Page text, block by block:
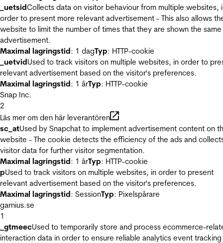
_uetsidCollects data on visitor behaviour from multiple websites,
order to present more relevant advertisement - This also allows
website to limit the number of times that they are shown the same
advertisement.
Maximal lagringstid: 1 dagTyp: HTTP-cookie
_uetvidUsed to track visitors on multiple websites, in order to
relevant advertisement based on the visitor's preferences.
Maximal lagringstid: 1 årTyp: HTTP-cookie
Snap Inc.
2
Läs mer om den här leverantören
sc_atUsed by Snapchat to implement advertisement content on
website - The cookie detects the efficiency of the ads and
visitor data for further visitor segmentation.
Maximal lagringstid: 1 årTyp: HTTP-cookie
pUsed to track visitors on multiple websites, in order to present
relevant advertisement based on the visitor's preferences.
Maximal lagringstid: SessionTyp: Pixelspårare
garnius.se
1
_gtmeecUsed to temporarily store and process ecommerce-
interaction data in order to ensure reliable analytics event tracking